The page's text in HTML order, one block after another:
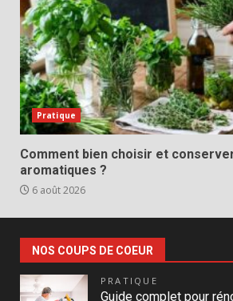
Pratique
Comment bien choisir et
aromatiques ?
6 août 2026
NOS COUPS DE COEUR
PRATIQUE
Guide complet pour